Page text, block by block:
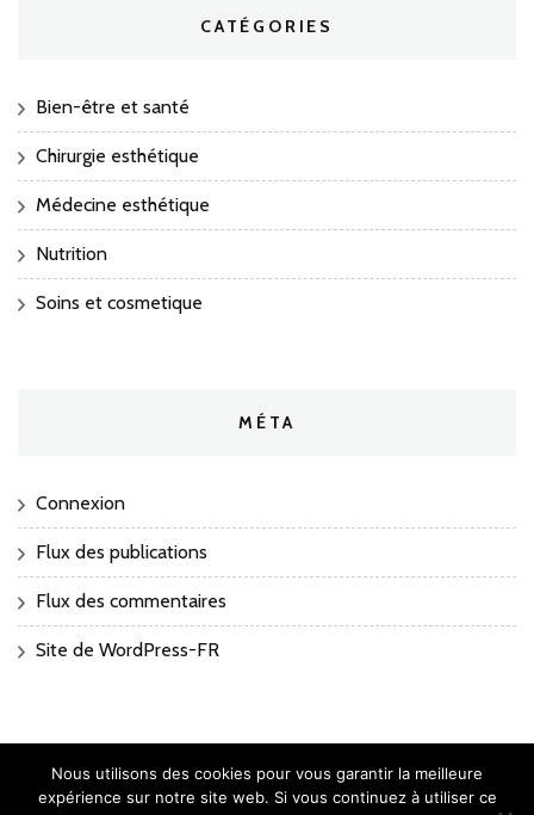
CATÉGORIES
Bien-être et santé
Chirurgie esthétique
Médecine esthétique
Nutrition
Soins et cosmetique
MÉTA
Connexion
Flux des publications
Flux des commentaires
Site de WordPress-FR
Nous utilisons des cookies pour vous garantir la meilleure
expérience sur notre site web. Si vous continuez à utiliser ce